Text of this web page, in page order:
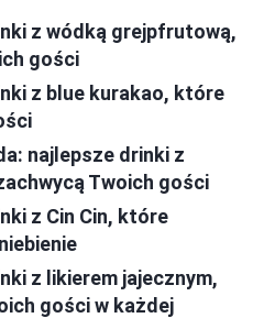
z wódką grejpfrutową,
gości
z blue kurakao, które
najlepsze drinki z
Twoich gości
z Cin Cin, które
z likierem jajecznym,
gości w każdej